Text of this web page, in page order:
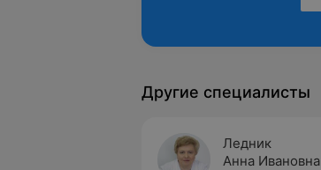
Другие специалисты
Ледник
Анна Ивановна